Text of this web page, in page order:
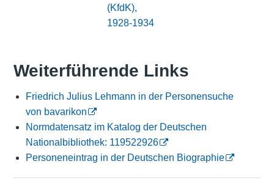
(KfdK),
1928-1934
Weiterführende Links
Friedrich Julius Lehmann in der Personensuche
von bavarikon
Normdatensatz im Katalog der Deutschen
Nationalbibliothek: 119522926
Personeneintrag in der Deutschen Biographie